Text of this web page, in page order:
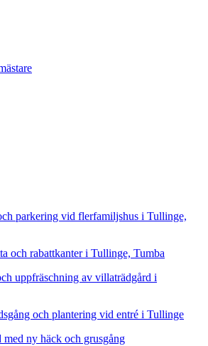
parkering vid flerfamiljshus i Tullinge,
och rabattkanter i Tullinge, Tumba
uppfräschning av villaträdgård i
och plantering vid entré i Tullinge
ny häck och grusgång